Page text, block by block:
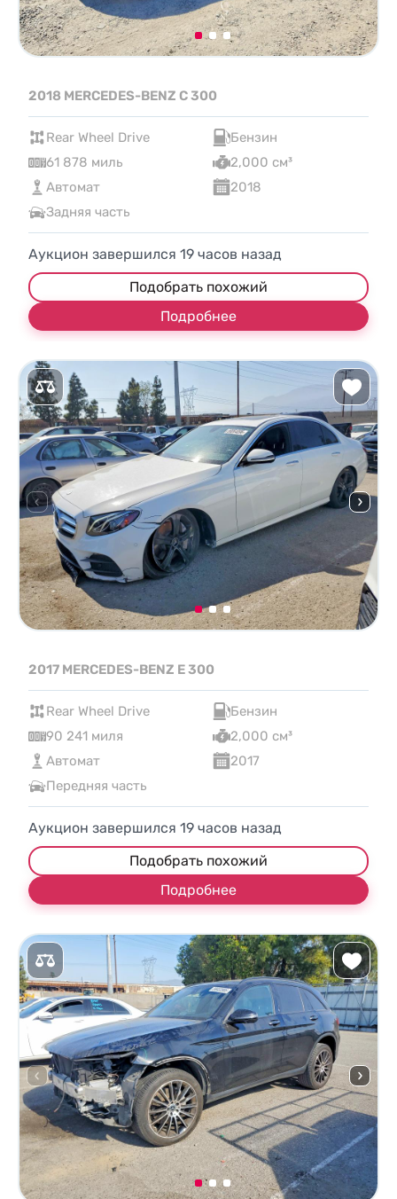
2018 MERCEDES-BENZ C 300
Rear Wheel Drive
Бензин
61 878 миль
2,000 см³
Автомат
2018
Задняя часть
Аукцион завершился 19 часов назад
Подобрать похожий
Подробнее
2017 MERCEDES-BENZ E 300
Rear Wheel Drive
Бензин
90 241 миля
2,000 см³
Автомат
2017
Передняя часть
Аукцион завершился 19 часов назад
Подобрать похожий
Подробнее